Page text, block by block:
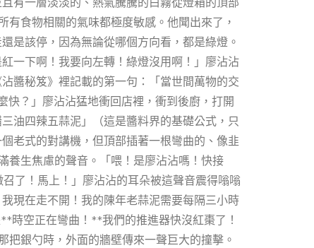
食物相關的氣味都極度敏感。他聞出來了，
是該停，因為無論從哪個方向看，都是綠燈。
一下啊！我要向左轉！綠燈沒用啊！」廖沾沾
醬秘笈》裡記載的第一句：「當世間萬物的交
？」廖沾沾猛地衝回店裡，衝到後廚，打開
油四辣五蒜泥」（這是醬料界的基礎公式，只
老式的對講機，但頂部插著一根彎曲的、像韭
養生焦慮的聲音。「喂！是廖沾沾嗎！快接
了！馬上！」廖沾沾的耳朵被這聲音震得嗡嗡
現在走不開！我的陳年老蒜泥需要每隔三小時
時空正在彎曲！**我們的推進器快沒紅棗了！
銀勺時，外面的牆壁傳來一聲巨大的撞擊。